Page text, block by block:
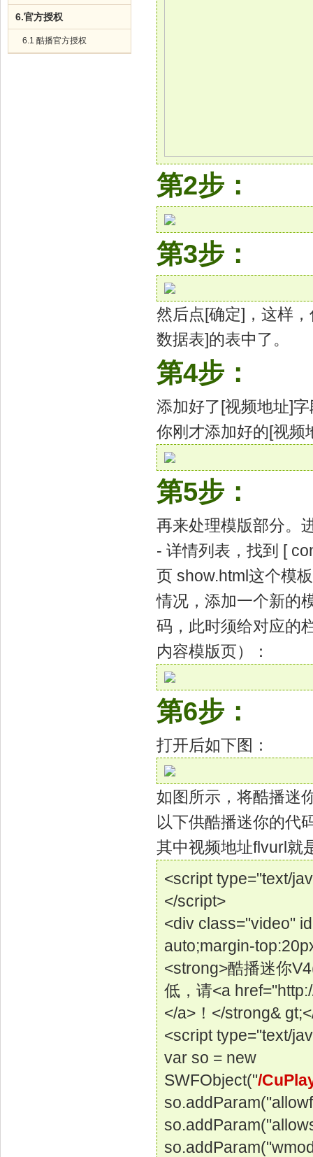
6.官方授权
6.1 酷播官方授权
第2步：
第3步：
然后点[确定]，这样
数据表]的表中了。
第4步：
添加好了[视频地址]
你刚才添加好的[视频
第5步：
再来处理模版部分。
- 详情列表，找到 [
页 show.html这个模
情况，添加一个新的
码，此时须给对应的
内容模版页）：
第6步：
打开后如下图：
如图所示，将酷播迷
以下供酷播迷你的代
其中视频地址flvurl就
<script type="text/
</script>
<div class="video"
auto;margin-
<strong>酷播迷你
低，请<a
</a>！</strong&
<script type="text/
var so = new
SWFObject("/